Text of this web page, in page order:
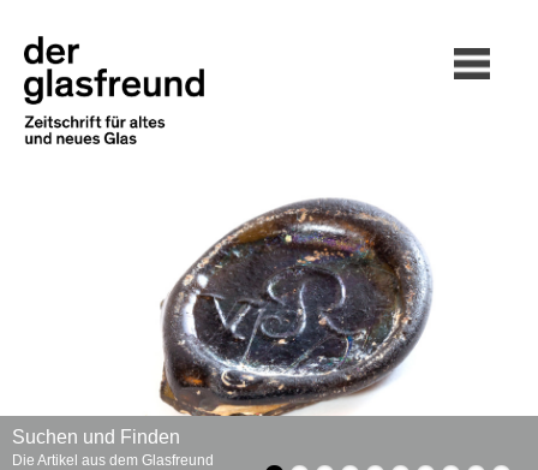
Suchen und Finden
Die Artikel aus dem Glasfreund